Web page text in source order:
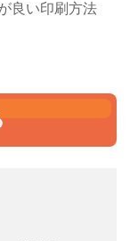
良い印刷方法